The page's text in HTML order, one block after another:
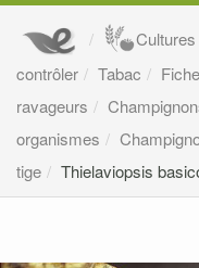
contrôler
Tabac
ravageurs
organismes
tige
Thielaviopsis